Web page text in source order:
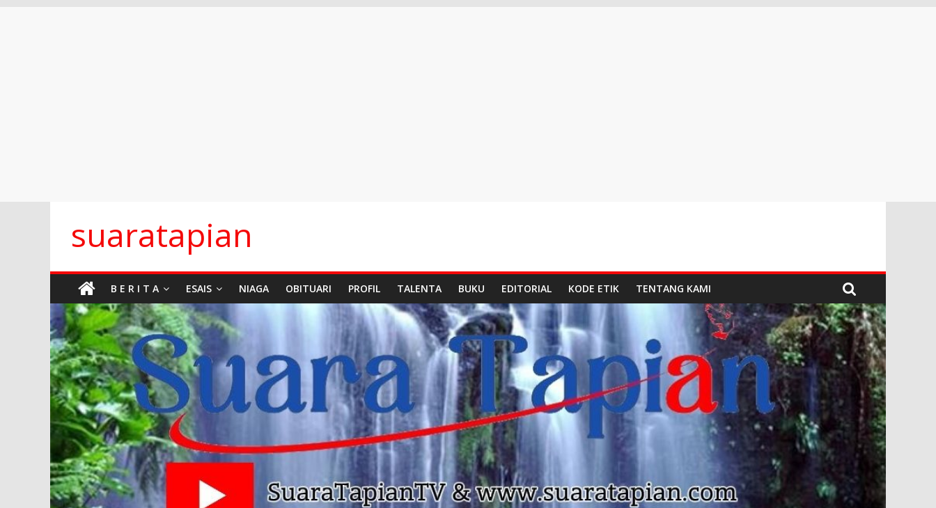
contentsuaratapian
B E R I T A ESAIS NIAGA OBITUARI PROFIL TALENTA BUKU EDITORIAL KODE ETIK TENTANG KAMI